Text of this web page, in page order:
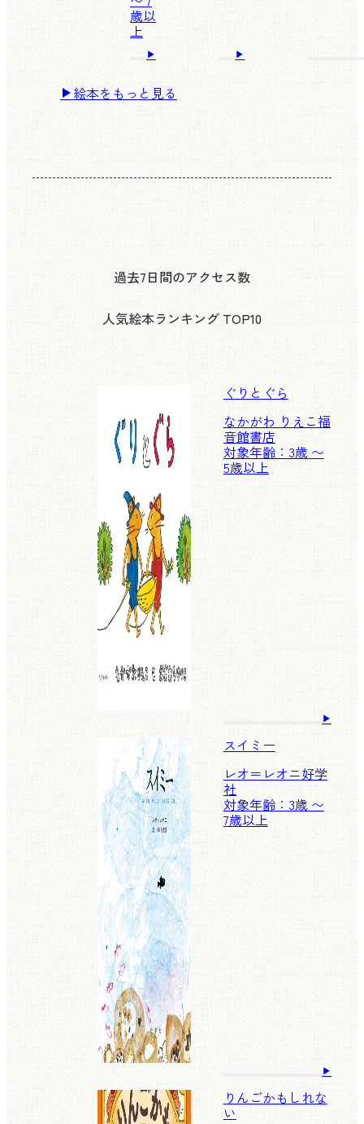
歳以
上
絵本をもっと見る
過去7日間のアクセス数
人気絵本ランキング TOP10
ぐりとぐら
なかがわ りえこ福
音館書店
対象年齢：3歳 〜
5歳以上
スイミー
レオ＝レオニ好学
社
対象年齢：3歳 〜
7歳以上
りんごかもしれな
い